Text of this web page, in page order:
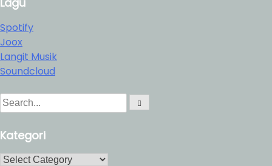
Spotify
Joox
Langit Musik
Soundcloud
S
e
a
r
c
S
Kategori
K